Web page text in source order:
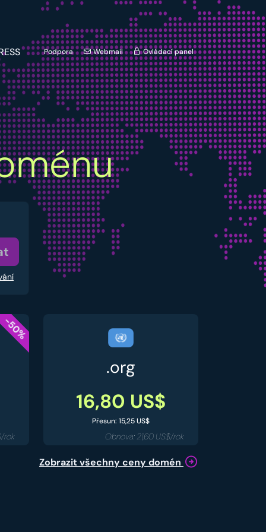
Podpora Webmail Ovládací panel
-50%
rok
.org
16,80 US$
Přesun: 15,25 US$
Obnova: 21,60 US$/rok
Zobrazit všechny ceny domén